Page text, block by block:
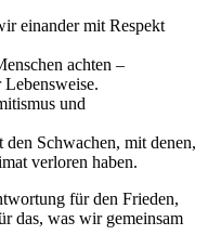
einander mit Respekt
achten –
und
Schwachen, mit denen,
verloren haben.
für den Frieden,
das, was wir gemeinsam